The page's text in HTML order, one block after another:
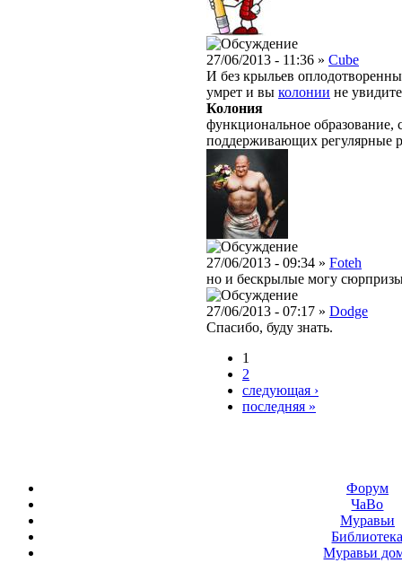
27/06/2013 - 11:36 » Cube
И без крыльев
умрет и вы колонии не
Колония
функциональное образование,
поддерживающих регулярные
27/06/2013 - 09:34 » Foteh
но и бескрылые могу
27/06/2013 - 07:17 » Dodge
Спасибо, буду знать.
1
2
следующая ›
последняя »
Форум
ЧаВо
Муравьи
Муравьи